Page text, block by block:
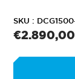
SKU :
Prix
€2.890,00